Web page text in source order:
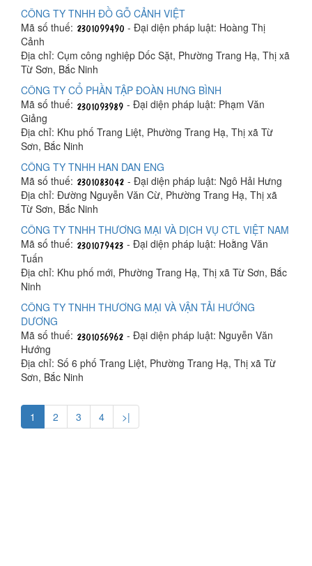
CÔNG TY TNHH ĐỒ GỖ CẢNH VIỆT
Mã số thuế:
- Đại diện pháp luật: Hoàng Thị
Cảnh
Địa chỉ: Cụm công nghiệp Dốc Sặt, Phường Trang Hạ, Thị xã
Từ Sơn, Bắc Ninh
CÔNG TY CỔ PHẦN TẬP ĐOÀN HƯNG BÌNH
Mã số thuế:
- Đại diện pháp luật: Phạm Văn
Giảng
Địa chỉ: Khu phố Trang Liệt, Phường Trang Hạ, Thị xã Từ
Sơn, Bắc Ninh
CÔNG TY TNHH HAN DAN ENG
Mã số thuế:
- Đại diện pháp luật: Ngô Hải Hưng
Địa chỉ: Đường Nguyễn Văn Cừ, Phường Trang Hạ, Thị xã
Từ Sơn, Bắc Ninh
CÔNG TY TNHH THƯƠNG MẠI VÀ DỊCH VỤ CTL VIỆT NAM
Mã số thuế:
- Đại diện pháp luật: Hoằng Văn
Tuấn
Địa chỉ: Khu phố mới, Phường Trang Hạ, Thị xã Từ Sơn, Bắc
Ninh
CÔNG TY TNHH THƯƠNG MẠI VÀ VẬN TẢI HƯỚNG
DƯƠNG
Mã số thuế:
- Đại diện pháp luật: Nguyễn Văn
Hướng
Địa chỉ: Số 6 phố Trang Liệt, Phường Trang Hạ, Thị xã Từ
Sơn, Bắc Ninh
1 2 3 4 >|